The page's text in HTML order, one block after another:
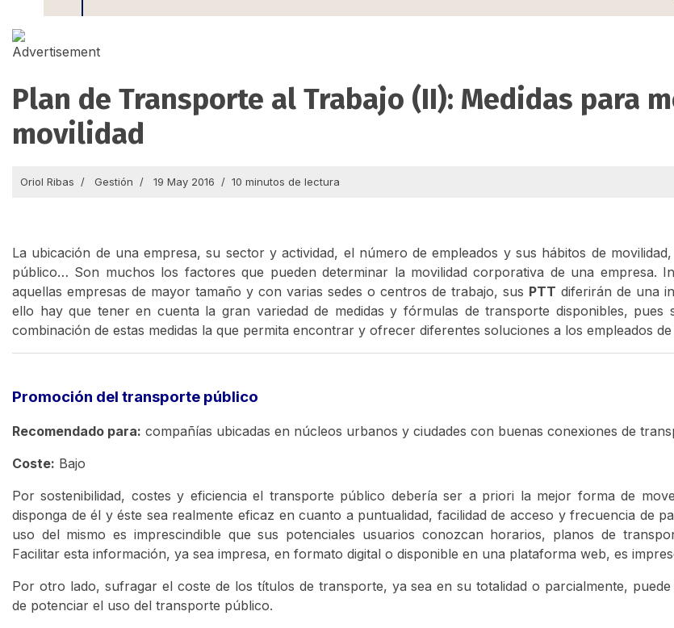
Plan de Transporte al Trabajo (II): Medidas para
movilidad
Oriol Ribas Gestión 19 May 2016 10 minutos de lectura
La ubicación de una empresa, su sector y actividad, el número de empleados y sus hábitos de
público… Son muchos los factores que pueden determinar la movilidad corporativa de una empresa.
aquellas empresas de mayor tamaño y con varias sedes o centros de trabajo, sus PTT diferirán de una
ello hay que tener en cuenta la gran variedad de medidas y fórmulas de transporte disponibles, pues
combinación de estas medidas la que permita encontrar y ofrecer diferentes soluciones a los empleados
Promoción del transporte público
Recomendado para: compañías ubicadas en núcleos urbanos y ciudades con buenas conexiones de
Coste: Bajo
Por sostenibilidad, costes y eficiencia el transporte público debería ser a priori la mejor forma de
disponga de él y éste sea realmente eficaz en cuanto a puntualidad, facilidad de acceso y frecuencia de
uso del mismo es imprescindible que sus potenciales usuarios conozcan horarios, planos de
Facilitar esta información, ya sea impresa, en formato digital o disponible en una plataforma web, es
Por otro lado, sufragar el coste de los títulos de transporte, ya sea en su totalidad o parcialmente,
de potenciar el uso del transporte público.